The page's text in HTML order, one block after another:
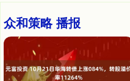
众和策略 播报